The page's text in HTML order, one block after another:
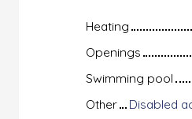
Heating
Openings
Swimming pool
Other
Disabled